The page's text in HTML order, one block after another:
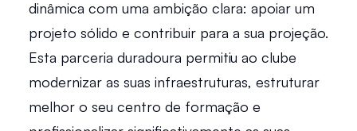
dinâmica com uma ambição clara: apoiar um
projeto sólido e contribuir para a sua projeção.
Esta parceria duradoura permitiu ao clube
modernizar as suas infraestruturas, estruturar
melhor o seu centro de formação e